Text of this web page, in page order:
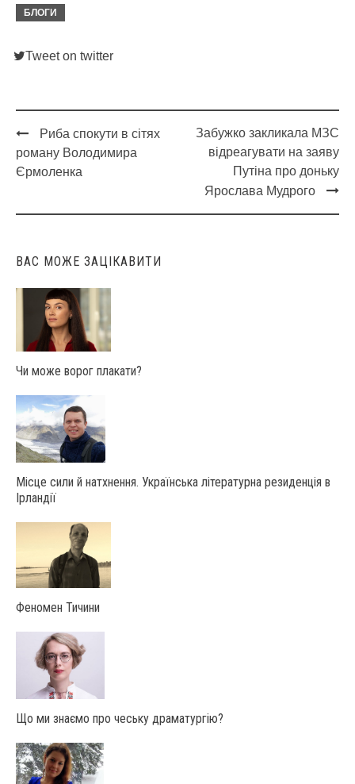
БЛОГИ
Tweet on twitter
Post
navigation
Риба спокути в сітях
роману Володимира
Єрмоленка
Забужко закликала МЗС
відреагувати на заяву
Путіна про доньку
Ярослава Мудрого
ВАС МОЖЕ ЗАЦІКАВИТИ
Чи може ворог плакати?
Місце сили й натхнення. Українська літературна резиденція в
Ірландії
Феномен Тичини
Що ми знаємо про чеську драматургію?